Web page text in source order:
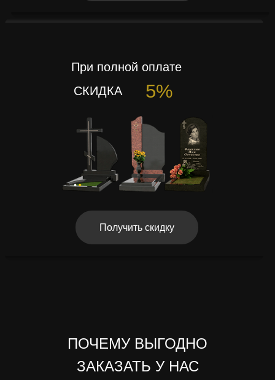
При полной оплате
5%
СКИДКА
Получить скидку
ПОЧЕМУ ВЫГОДНО
ЗАКАЗАТЬ У НАС